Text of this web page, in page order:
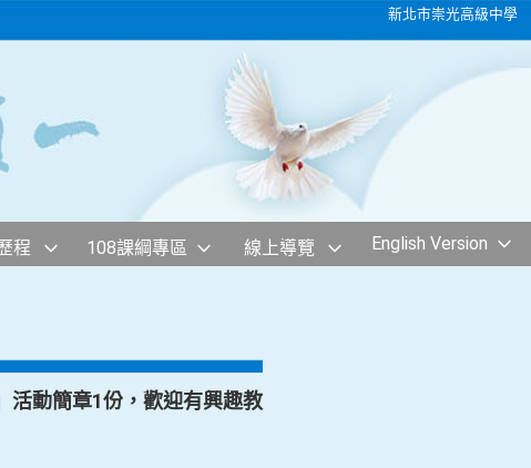
新北市崇光高級中學
程 108課綱專區 線上導覽 English Version
活動簡章1份，歡迎有興趣教